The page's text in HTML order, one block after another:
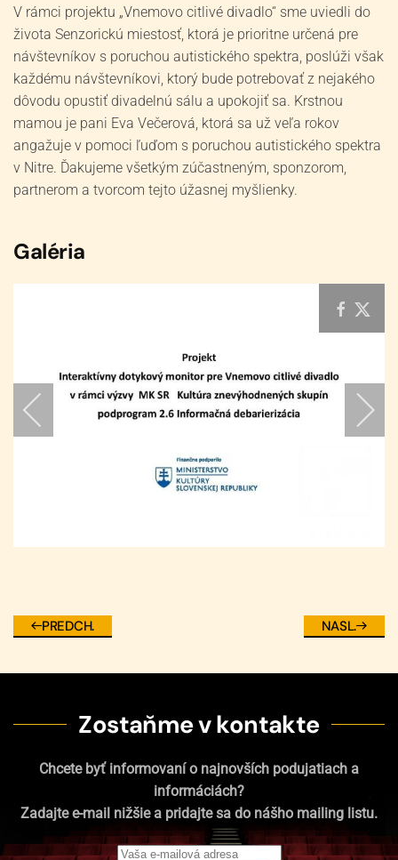
V rámci projektu „Vnemovo citlivé divadlo“ sme uviedli do
života Senzorickú miestosť, ktorá je prioritne určená pre
návštevníkov s poruchou autistického spektra, poslúži však
každému návštevníkovi, ktorý bude potrebovať z nejakého
dôvodu opustiť divadelnú sálu a upokojiť sa. Krstnou
mamou je pani Eva Večerová, ktorá sa už veľa rokov
angažuje v pomoci ľuďom s poruchou autistického spektra
v Nitre. Ďakujeme všetkým zúčastneným, sponzorom,
partnerom a tvorcom tejto úžasnej myšlienky.
Galéria
PREDCH. NASL.
Zostaňme v kontakte
Chcete byť informovaní o najnovších podujatiach a
informáciách?
Zadajte e-mail nižšie a pridajte sa do nášho mailing listu.